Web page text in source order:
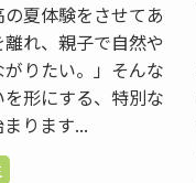
の夏体験をさせてあ
れ、親子で自然や
りたい。」そんな
形にする、特別な
ります...